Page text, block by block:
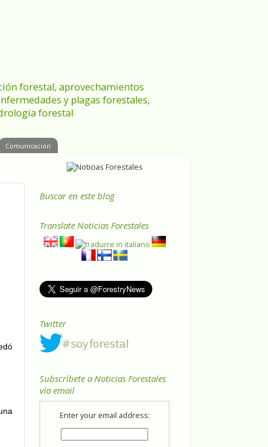
forestal, aprovechamientos
y plagas forestales,
forestal
Comunicación
Buscar en este blog
Translate Noticias Forestales
Twitter
Subscríbete a Noticias Forestales
vía email
Enter your email address: